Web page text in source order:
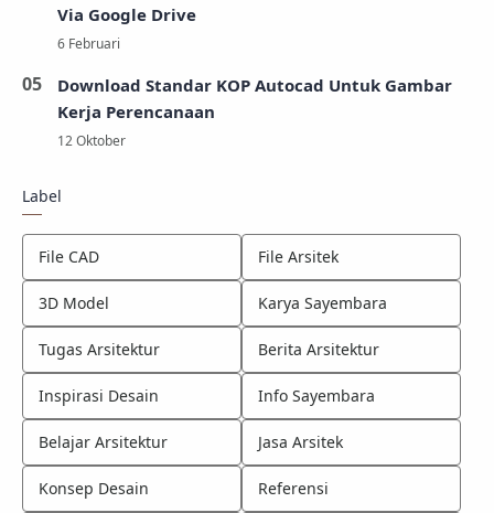
Via Google Drive
Download Standar KOP Autocad Untuk Gambar
Kerja Perencanaan
Label
File CAD File Arsitek
3D Model Karya Sayembara
Tugas Arsitektur Berita Arsitektur
Inspirasi Desain Info Sayembara
Belajar Arsitektur Jasa Arsitek
Konsep Desain Referensi